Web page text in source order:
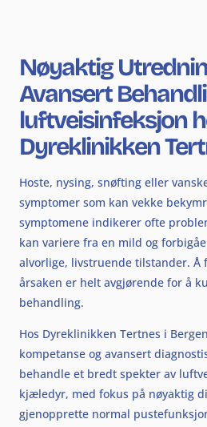
Nøyaktig
Avansert
luftveisinfeksjon
Dyreklinikken
Hoste, nysing, snøfting eller
symptomer som kan vekke
symptomene indikerer ofte
kan variere fra en mild og
alvorlige, livstruende tilstander.
årsaken er helt avgjørende for å
behandling.
Hos Dyreklinikken Tertnes i
kompetanse og avansert
behandle et bredt spekter av
kjæledyr, med fokus på nøyaktig
gjenopprette normal